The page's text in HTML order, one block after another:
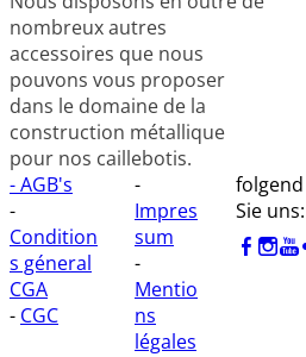
nombreux autres
accessoires que nous
pouvons vous proposer
dans le domaine de la
construction métallique
pour nos caillebotis.
- AGB's
-
Condition
s géneral
CGA
- CGC
-
Impres
sum
-
Mentio
ns
légales
folgend
Sie uns: